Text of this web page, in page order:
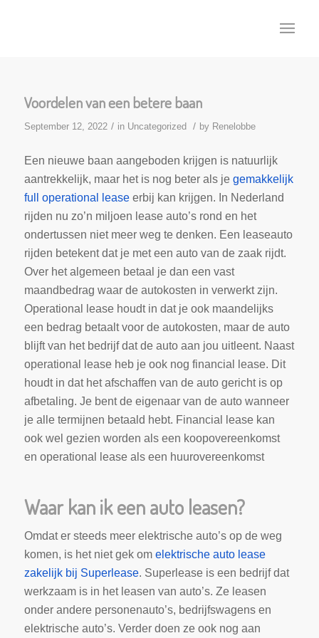
Voordelen van een betere baan
September 12, 2022 / in Uncategorized / by Renelobbe
Een nieuwe baan aangeboden krijgen is natuurlijk
aantrekkelijk, maar het is nog beter als je gemakkelijk
full operational leaseerbij kan krijgen. In Nederland
rijden nu zo’n miljoen lease auto’s rond en het
ondertussen niet meer weg te denken. Een leaseauto
rijden betekent dat je met een auto van de zaak rijdt.
Over het algemeen betaal je dan een vast
maandbedrag waar de autokosten in verwerkt zijn.
Operational lease houdt in dat je ook maandelijks
een bedrag betaalt voor de autokosten, maar de auto
blijft van het bedrijf dat de auto aan jou uitleent. Naast
operational lease heb je ook nog financial lease. Dit
houdt in dat het afschaffen van de auto gericht is op
afbetaling. Je bent de eigenaar van de auto wanneer
je alle termijnen betaald hebt. Financial lease kan
ook wel gezien worden als een koopovereenkomst
en operational lease als een huurovereenkomst
Waar kan ik een auto leasen?
Omdat er steeds meer elektrische auto’s op de weg
komen, is het niet gek om elektrische auto lease
zakelijk bij Superlease. Superlease is een bedrijf dat
werkzaam is in het leasen van auto’s. Ze leasen
onder andere personenauto’s, bedrijfswagens en
elektrische auto’s. Verder doen ze ook nog aan